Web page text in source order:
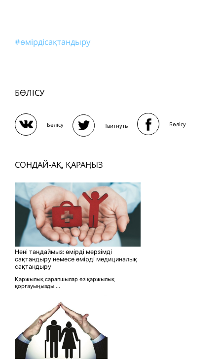
#өмірдісақтандыру
БӨЛІСУ
Бөлісу Твитнуть Бөлісу
СОНДАЙ-АҚ, ҚАРАҢЫЗ
Нені таңдаймыз: өмірді мерзімді
сақтандыру немесе өмірді медициналық
сақтандыру
Қаржылық сарапшылар өз қаржылық
қорғауыңызды ...